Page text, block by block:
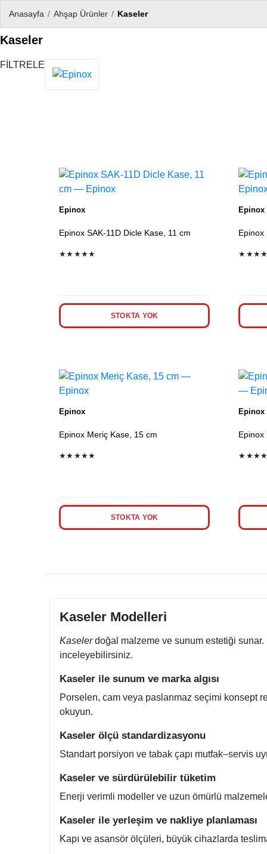
Anasayfa / Ahşap Ürünler / Kaseler
Kaseler
FİLTRELE
Ürün listesi
Epinox
Epinox SAK-11D Dicle Kase, 11 cm
★★★★★
STOKTA YOK
Epinox
Epinox
Epinox
Epinox Meriç Kase, 15 cm
★★★★★
STOKTA YOK
Epinox
Epinox
Kaseler Modelleri
Kaselerdoğal malzeme ve sunum estetiği sunar.
inceleyebilirsiniz.
Kaseler ile sunum ve marka algısı
Porselen, cam veya paslanmaz seçimi konsept
okuyun.
Kaseler ölçü standardizasyonu
Standart porsiyon ve tabak çapı mutfak–servis
Kaseler ve sürdürülebilir tüketim
Enerji verimli modeller ve uzun ömürlü
Kaseler ile yerleşim ve nakliye planlaması
Kapı ve asansör ölçüleri, büyük cihazlarda